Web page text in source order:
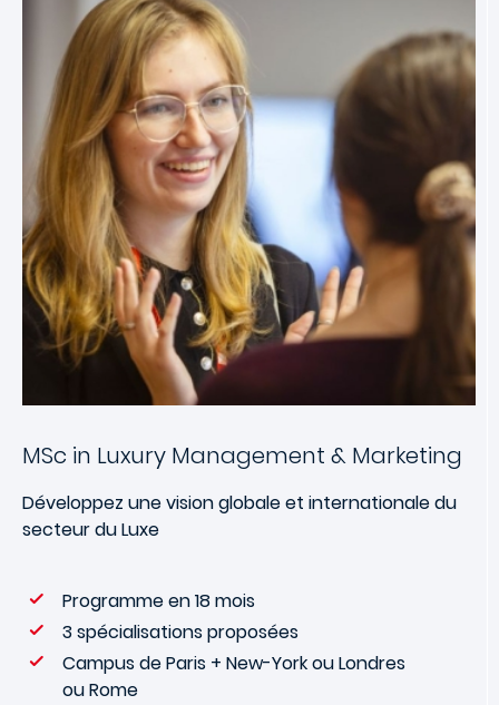
MSc in Luxury Management & Marketing
Développez une vision globale et internationale du
secteur du Luxe
Programme en 18 mois
3 spécialisations proposées
Campus de Paris + New-York ou Londres
ou Rome